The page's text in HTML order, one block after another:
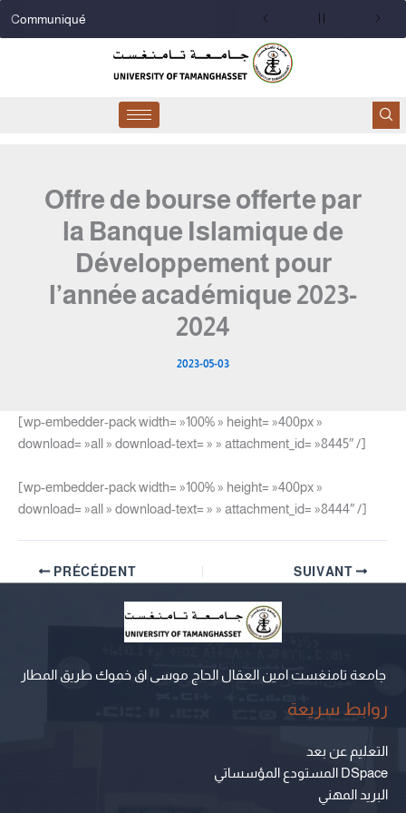
Communiqué
Offre de bourse offerte par
la Banque Islamique de
Développement pour
l’année académique 2023-
2024
2023-05-03
[wp-embedder-pack width= »100% » height= »400px »
download= »all » download-text= » » attachment_id= »8445″ /]
[wp-embedder-pack width= »100% » height= »400px »
download= »all » download-text= » » attachment_id= »8444″ /]
PRÉCÉDENT SUIVANT
جامعة تامنغست امين العقال الحاج موسى اق خموك طريق المطار
روابط سريعة
التعليم عن بعد
المستودع المؤسساتي DSpace
البريد المهني